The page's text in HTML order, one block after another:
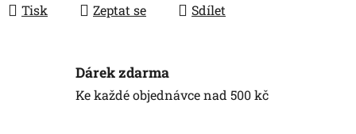
Tisk Zeptat se Sdílet
Dárek zdarma
Ke každé objednávce nad 500 kč